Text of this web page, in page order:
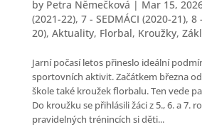
by Petra Němečková | Mar 15,
(2021-22), 7 - SEDMÁCI (2020-21), 8
20), Aktuality, Florbal, Kroužky,
Jarní počasí letos přineslo ideální
sportovních aktivit. Začátkem března
škole také kroužek florbalu. Ten vede
Do kroužku se přihlásili žáci z 5., 6. a 7.
pravidelných trénincích si děti...